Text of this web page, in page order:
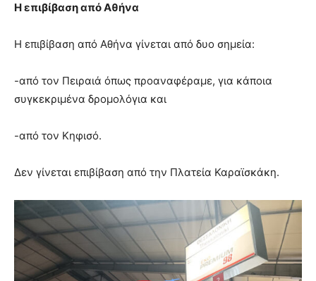
Η επιβίβαση από Αθήνα
Η επιβίβαση από Αθήνα γίνεται από δυο σημεία:
-από τον Πειραιά όπως προαναφέραμε, για κάποια
συγκεκριμένα δρομολόγια και
-από τον Κηφισό.
Δεν γίνεται επιβίβαση από την Πλατεία Καραϊσκάκη.